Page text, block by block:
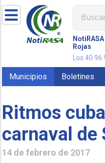
Rojas
Los 40
Municipios Boletines
Ritmos
carnaval de
14 de febrero de 2017